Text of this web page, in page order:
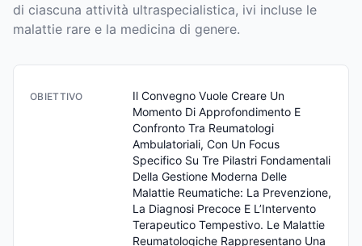
di ciascuna attività ultraspecialistica, ivi incluse le
malattie rare e la medicina di genere.
OBIETTIVO
Il Convegno Vuole Creare Un
Momento Di Approfondimento E
Confronto Tra Reumatologi
Ambulatoriali, Con Un Focus
Specifico Su Tre Pilastri Fondamentali
Della Gestione Moderna Delle
Malattie Reumatiche: La Prevenzione,
La Diagnosi Precoce E L’Intervento
Terapeutico Tempestivo. Le Malattie
Reumatologiche Rappresentano Una